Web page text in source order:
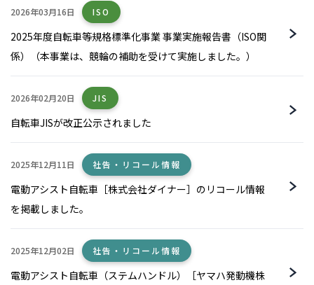
2026年03月16日 ISO
2025年度自転車等規格標準化事業 事業実施報告書（ISO関
係）（本事業は、競輪の補助を受けて実施しました。）
2026年02月20日 JIS
自転車JISが改正公示されました
2025年12月11日 社告・リコール情報
電動アシスト自転車［株式会社ダイナー］のリコール情報
を掲載しました。
2025年12月02日 社告・リコール情報
電動アシスト自転車（ステムハンドル）［ヤマハ発動機株